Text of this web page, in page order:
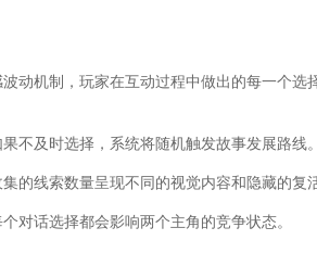
动机制，玩家在互动过程中做出的每一个选
不及时选择，系统将随机触发故事发展路线。
的线索数量呈现不同的视觉内容和隐藏的复
对话选择都会影响两个主角的竞争状态。